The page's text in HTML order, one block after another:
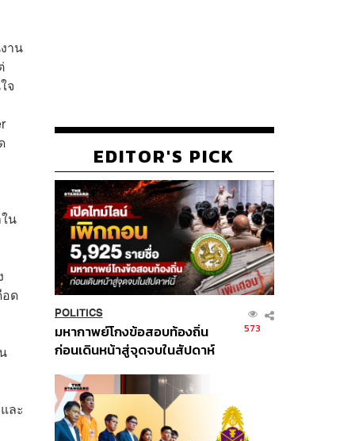
าน
จ
น
ด
ละ
EDITOR'S PICK
POLITICS
มหากาพย์โกงข้อสอบท้องถิ่น
ก่อนเดินหน้าสู่จุดจบในสัปดาห์
573